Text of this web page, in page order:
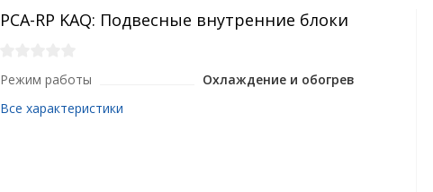
PCA-RP KAQ: Подвесные внутренние блоки
Режим работы
Охлаждение и обогрев
Все характеристики